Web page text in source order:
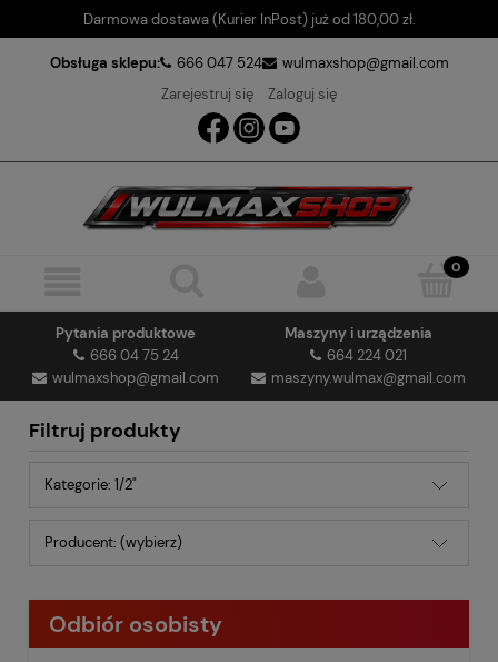
Darmowa dostawa (Kurier InPost) już od 180,00 zł.
Obsługa sklepu: 666 047 524
wulmaxshop@gmail.com
Zarejestruj się
Zaloguj się
Pytania produktowe
666 04 75 24
wulmaxshop@gmail.com
Maszyny i urządzenia
664 224 021
maszyny.wulmax@gmail.com
Filtruj produkty
Kategorie: 1/2"
Producent: (wybierz)
Odbiór osobisty